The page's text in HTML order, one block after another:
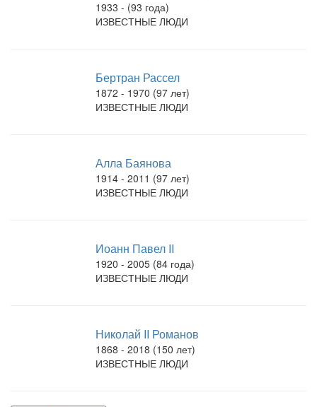
1933 - (93 года)
ИЗВЕСТНЫЕ ЛЮДИ
Бертран Рассел
1872 - 1970 (97 лет)
ИЗВЕСТНЫЕ ЛЮДИ
Алла Баянова
1914 - 2011 (97 лет)
ИЗВЕСТНЫЕ ЛЮДИ
Иоанн Павел II
1920 - 2005 (84 года)
ИЗВЕСТНЫЕ ЛЮДИ
Николай II Романов
1868 - 2018 (150 лет)
ИЗВЕСТНЫЕ ЛЮДИ